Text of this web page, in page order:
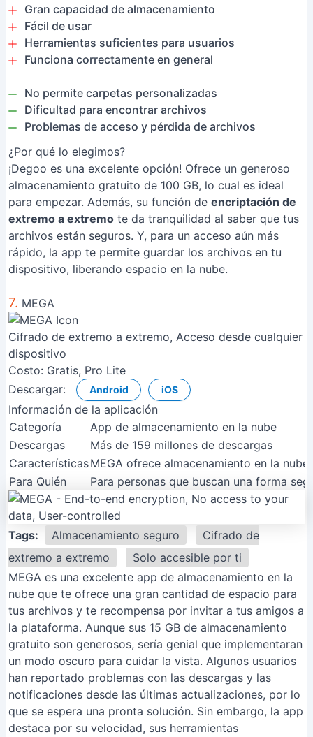
Gran capacidad de almacenamiento
Fácil de usar
Herramientas suficientes para usuarios
Funciona correctamente en general
No permite carpetas personalizadas
Dificultad para encontrar archivos
Problemas de acceso y pérdida de archivos
¿Por qué lo elegimos?
¡Degoo es una excelente opción! Ofrece un generoso
almacenamiento gratuito de 100 GB, lo cual es ideal
para empezar. Además, su función de encriptación de
extremo a extremo te da tranquilidad al saber que tus
archivos están seguros. Y, para un acceso aún más
rápido, la app te permite guardar los archivos en tu
dispositivo, liberando espacio en la nube.
7. MEGA
Cifrado de extremo a extremo, Acceso desde cualquier
dispositivo
Costo: Gratis, Pro Lite
Descargar:
Android iOS
Información de la aplicación
Categoría
App de almacenamiento en la nube
Descargas
Más de 159 millones de descargas
CaracterísticasMEGA ofrece almacenamiento en la
Para Quién
Para personas que buscan una forma
Tags: Almacenamiento seguro
Cifrado de
extremo a extremo
Solo accesible por ti
MEGA es una excelente app de almacenamiento en la
nube que te ofrece una gran cantidad de espacio para
tus archivos y te recompensa por invitar a tus amigos a
la plataforma. Aunque sus 15 GB de almacenamiento
gratuito son generosos, sería genial que implementaran
un modo oscuro para cuidar la vista. Algunos usuarios
han reportado problemas con las descargas y las
notificaciones desde las últimas actualizaciones, por lo
que se espera una pronta solución. Sin embargo, la app
destaca por su velocidad, sus herramientas